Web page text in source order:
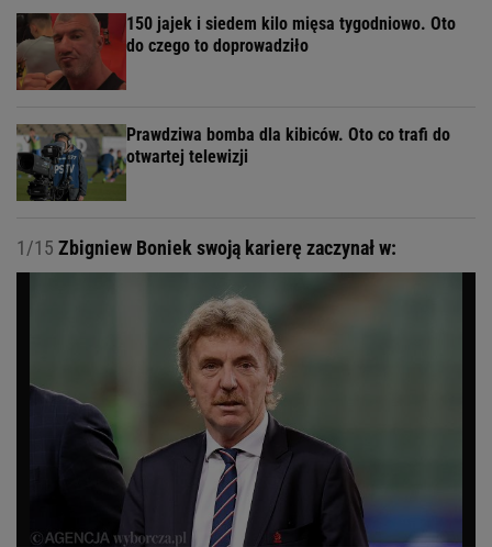
150 jajek i siedem kilo mięsa tygodniowo. Oto
do czego to doprowadziło
Prawdziwa bomba dla kibiców. Oto co trafi do
otwartej telewizji
1/15 Zbigniew Boniek swoją karierę zaczynał w: